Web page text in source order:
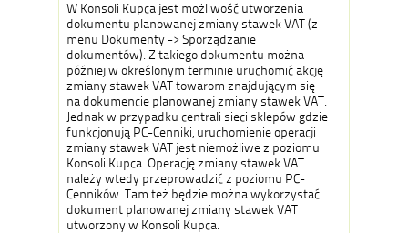
W Konsoli Kupca jest możliwość utworzenia
dokumentu planowanej zmiany stawek VAT (z
menu Dokumenty -> Sporządzanie
dokumentów). Z takiego dokumentu można
później w określonym terminie uruchomić akcję
zmiany stawek VAT towarom znajdującym się
na dokumencie planowanej zmiany stawek VAT.
Jednak w przypadku centrali sieci sklepów gdzie
funkcjonują PC-Cenniki, uruchomienie operacji
zmiany stawek VAT jest niemożliwe z poziomu
Konsoli Kupca. Operację zmiany stawek VAT
należy wtedy przeprowadzić z poziomu PC-
Cenników. Tam też będzie można wykorzystać
dokument planowanej zmiany stawek VAT
utworzony w Konsoli Kupca.